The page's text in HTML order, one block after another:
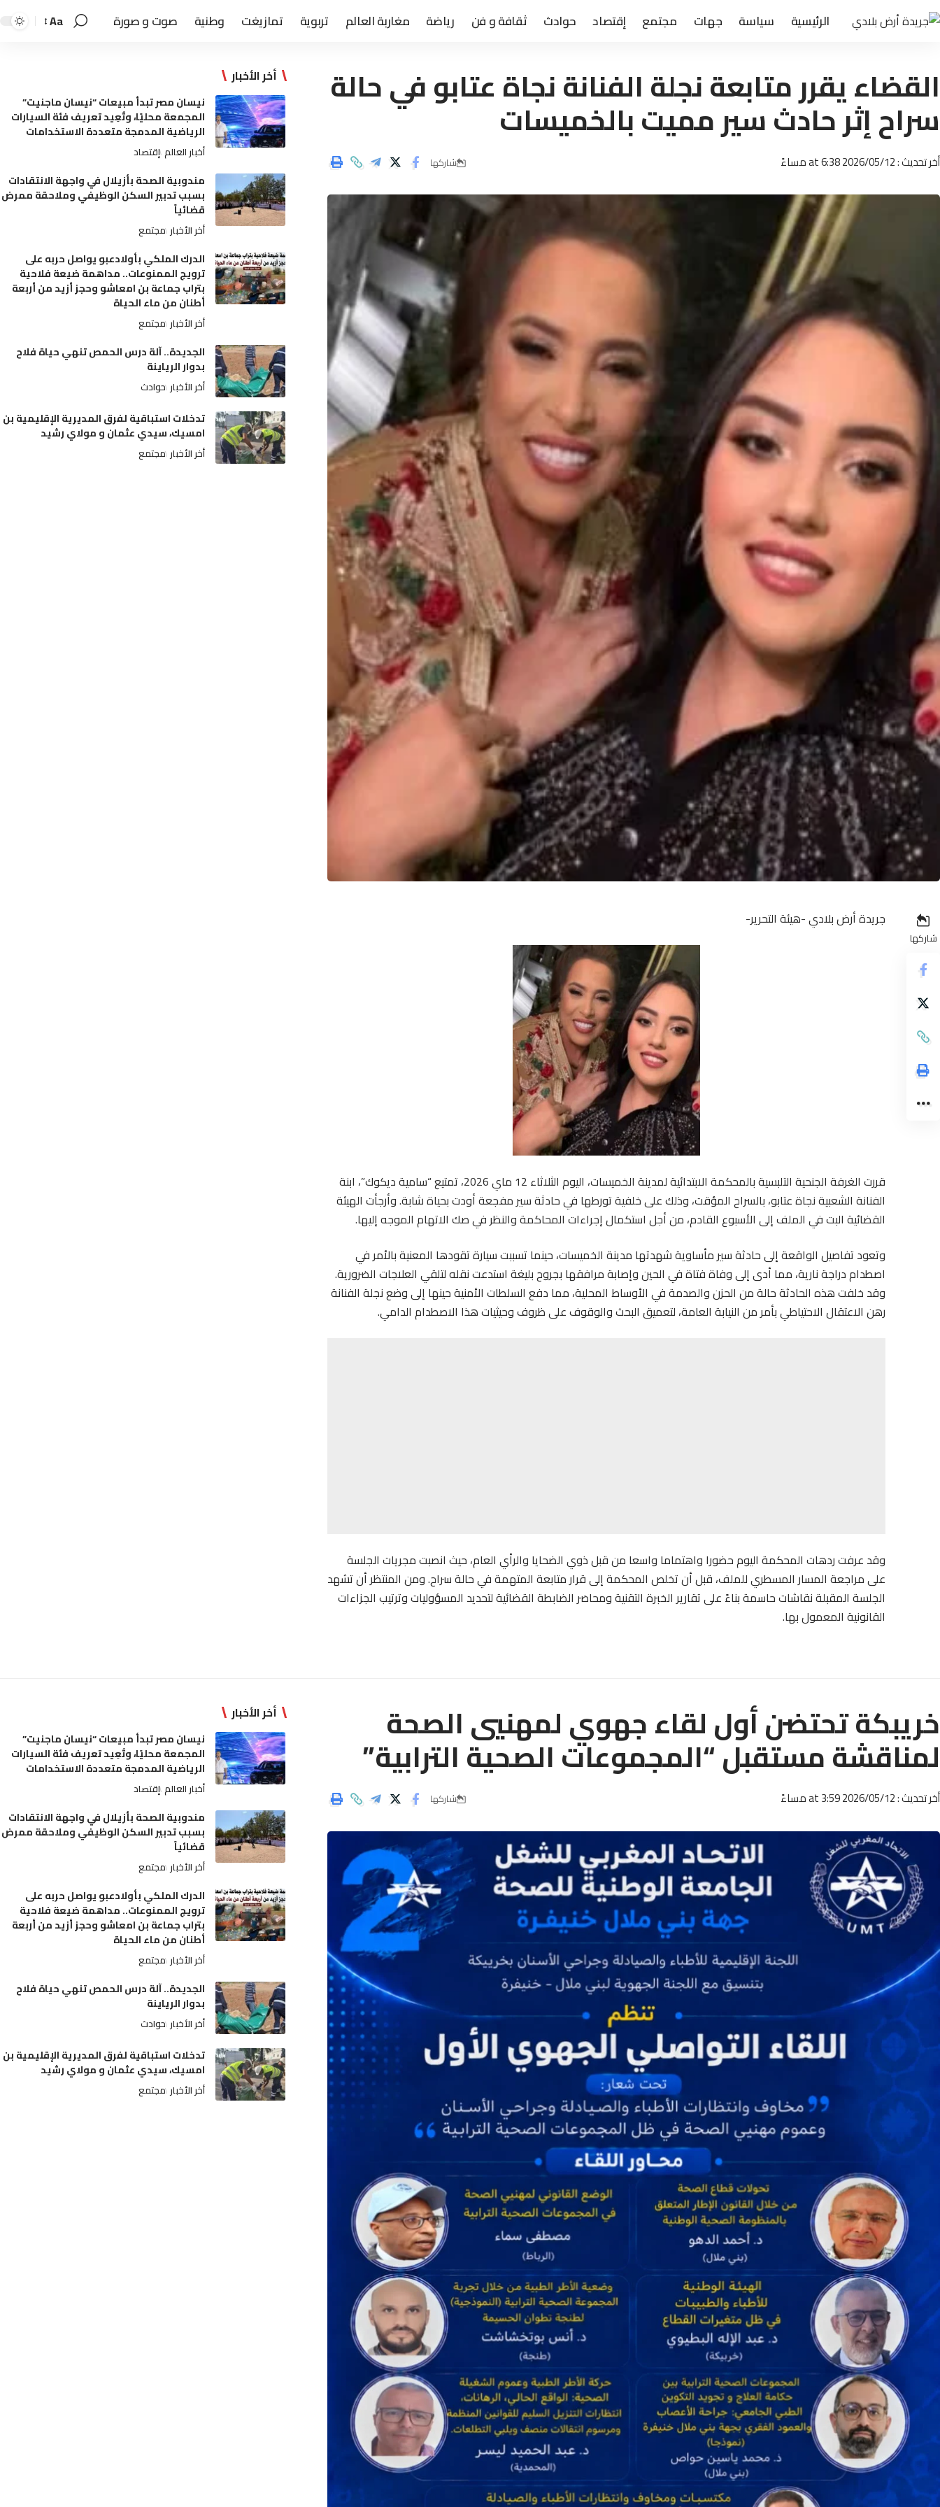
الرئيسية سياسة جهات مجتمع إقتصاد حوادث ثقافة و فن رياضة مغاربة العالم تربوية تمازيغت وطنية صوت و صورة Aa
القضاء يقرر متابعة نجلة الفنانة نجاة عتابو في حالة
سراح إثر حادث سير مميت بالخميسات
أخر تحديث : 2026/05/12 at 6:38 مساءً شاركها
شاركها
جريدة أرض بلادي -هيئة التحرير-
قررت الغرفة الجنحية التلبسية بالمحكمة الابتدائية لمدينة الخميسات، اليوم الثلاثاء 12 ماي 2026، تمتيع “سامية ديكوك”، ابنة
الفنانة الشعبية نجاة عتابو، بالسراح المؤقت، وذلك على خلفية تورطها في حادثة سير مفجعة أودت بحياة شابة. وأرجأت الهيئة
القضائية البت في الملف إلى الأسبوع القادم، من أجل استكمال إجراءات المحاكمة والنظر في صك الاتهام الموجه إليها.
وتعود تفاصيل الواقعة إلى حادثة سير مأساوية شهدتها مدينة الخميسات، حينما تسببت سيارة تقودها المعنية بالأمر في
اصطدام دراجة نارية، مما أدى إلى وفاة فتاة في الحين وإصابة مرافقها بجروح بليغة استدعت نقله لتلقي العلاجات الضرورية.
وقد خلفت هذه الحادثة حالة من الحزن والصدمة في الأوساط المحلية، مما دفع السلطات الأمنية حينها إلى وضع نجلة الفنانة
رهن الاعتقال الاحتياطي بأمر من النيابة العامة، لتعميق البحث والوقوف على ظروف وحيثيات هذا الاصطدام الدامي.
وقد عرفت ردهات المحكمة اليوم حضورا واهتماما واسعا من قبل ذوي الضحايا والرأي العام، حيث انصبت مجريات الجلسة
على مراجعة المسار المسطري للملف، قبل أن تخلص المحكمة إلى قرار متابعة المتهمة في حالة سراح. ومن المنتظر أن تشهد
الجلسة المقبلة نقاشات حاسمة بناءً على تقارير الخبرة التقنية ومحاضر الضابطة القضائية لتحديد المسؤوليات وترتيب الجزاءات
القانونية المعمول بها.
أخر الأخبار
نيسان مصر تبدأ مبيعات “نيسان ماجنيت”
المجمعة محليًا، وتُعِيد تعريف فئة السيارات
الرياضية المدمجة متعددة الاستخدامات
أخبار العالم إقتصاد
مندوبية الصحة بأزيلال في واجهة الانتقادات
بسبب تدبير السكن الوظيفي وملاحقة ممرض
قضائياً
أخر الأخبار مجتمع
الدرك الملكي بأولادعبو يواصل حربه على
ترويج الممنوعات.. مداهمة ضيعة فلاحية
بتراب جماعة بن امعاشو وحجز أزيد من أربعة
أطنان من ماء الحياة
أخر الأخبار مجتمع
الجديدة.. آلة درس الحمص تنهي حياة فلاح
بدوار الرياينة
أخر الأخبار حوادث
تدخلات استباقية لفرق المديرية الإقليمية بن
امسيك، سيدي عثمان و مولاي رشيد
أخر الأخبار مجتمع
خريبكة تحتضن أول لقاء جهوي لمهنيي الصحة
لمناقشة مستقبل “المجموعات الصحية الترابية”
أخر تحديث : 2026/05/12 at 3:59 مساءً شاركها
أخر الأخبار
نيسان مصر تبدأ مبيعات “نيسان ماجنيت”
المجمعة محليًا، وتُعِيد تعريف فئة السيارات
الرياضية المدمجة متعددة الاستخدامات
أخبار العالم إقتصاد
مندوبية الصحة بأزيلال في واجهة الانتقادات
بسبب تدبير السكن الوظيفي وملاحقة ممرض
قضائياً
أخر الأخبار مجتمع
الدرك الملكي بأولادعبو يواصل حربه على
ترويج الممنوعات.. مداهمة ضيعة فلاحية
بتراب جماعة بن امعاشو وحجز أزيد من أربعة
أطنان من ماء الحياة
أخر الأخبار مجتمع
الجديدة.. آلة درس الحمص تنهي حياة فلاح
بدوار الرياينة
أخر الأخبار حوادث
تدخلات استباقية لفرق المديرية الإقليمية بن
امسيك، سيدي عثمان و مولاي رشيد
أخر الأخبار مجتمع